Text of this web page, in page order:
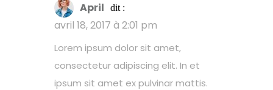
April dit :
avril 18, 2017 à 2:01 pm
Lorem ipsum dolor sit amet,
consectetur adipiscing elit. In et
ipsum sit amet ex pulvinar mattis.